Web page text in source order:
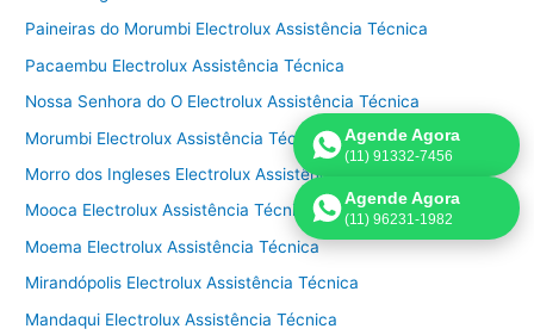
Paineiras do Morumbi Electrolux Assistência Técnica
Pacaembu Electrolux Assistência Técnica
Nossa Senhora do O Electrolux Assistência Técnica
Morumbi Electrolux Assistência Técnica
Morro dos Ingleses Electrolux Assistência Técnica
Mooca Electrolux Assistência Técnica
Moema Electrolux Assistência Técnica
Mirandópolis Electrolux Assistência Técnica
Mandaqui Electrolux Assistência Técnica
Agende Agora
(11) 91332-7456
Agende Agora
(11) 96231-1982